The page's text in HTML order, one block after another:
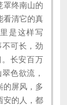
罩终南山的
看清它的真
是这样写
不可长，劲
长安百万
色欲流，
的屏风，多
安的人，都